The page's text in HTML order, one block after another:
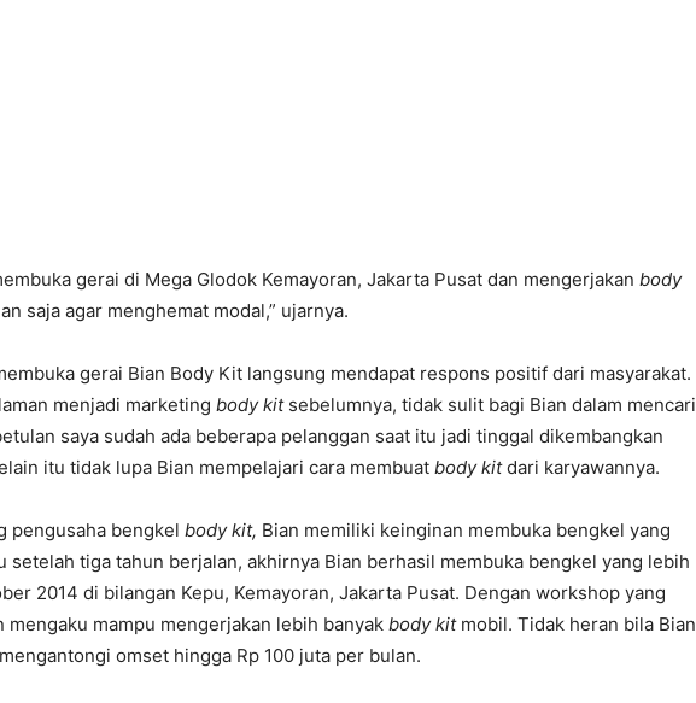
gerai di Mega Glodok Kemayoran, Jakarta Pusat dan mengerjakan body
saja agar menghemat modal,” ujarnya.
gerai Bian Body Kit langsung mendapat respons positif dari masyarakat.
menjadi marketing body kitsebelumnya, tidak sulit bagi Bian dalam mencari
saya sudah ada beberapa pelanggan saat itu jadi tinggal dikembangkan
itu tidak lupa Bian mempelajari cara membuat body kitdari karyawannya.
pengusaha bengkel body kit, Bian memiliki keinginan membuka bengkel yang
setelah tiga tahun berjalan, akhirnya Bian berhasil membuka bengkel yang lebih
2014 di bilangan Kepu, Kemayoran, Jakarta Pusat. Dengan workshop yang
mengaku mampu mengerjakan lebih banyak body kitmobil. Tidak heran bila Bian
omset hingga Rp 100 juta per bulan.